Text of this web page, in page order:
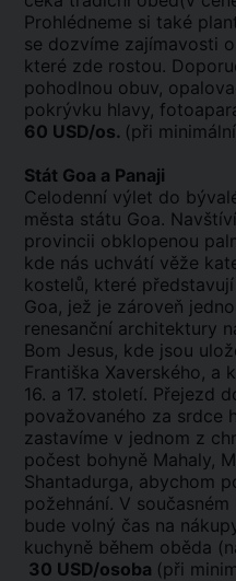
Prohlédneme si také
se dozvíme zajímavosti
které zde rostou.
pohodlnou obuv,
pokrývku hlavy,
60 USD/os. (při
Stát Goa a Panaji
Celodenní výlet do
města státu Goa.
provincii obklopenou
kde nás uchvátí věže
kostelů, které
Goa, jež je zároveň
renesanční architektury
Bom Jesus, kde jsou
Františka Xaverského, a
16. a 17. století. Přejezd
považovaného za srdce
zastavíme v jednom z
počest bohyně Mahaly,
Shantadurga, abychom
požehnání. V
bude volný čas na
kuchyně během oběda
30 USD/osoba (při